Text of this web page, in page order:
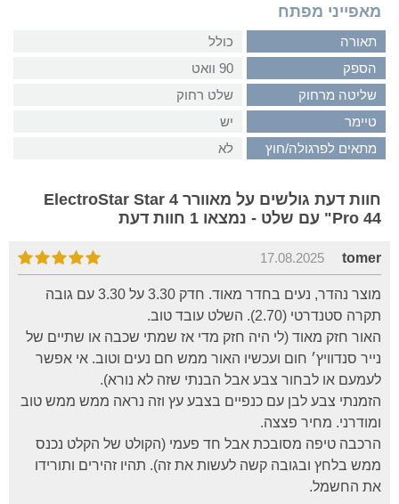
מאפייני מפתח
תאורה
כולל
הספק
90 וואט
שליטה מרחוק
שלט רחוק
טיימר
יש
מתאים לפרגולה/חוץ
לא
חוות דעת גולשים על מאוורר ElectroStar Star 4
Pro 44" עם שלט - נמצאו 1 חוות דעת
tomer
17.08.2025
מוצר נהדר, נעים בחדר מאוד. חדק 3.30 על 3.30 עם גובה
תקרה סטנדרטי (2.70). השלט עובד טוב.
האור חזק מאוד (לי היה חזק מדי אז שמתי שכבה או שתיים של
נייר סנדוויץ׳ חום ועכשיו האור ממש חם נעים וטוב. אי אפשר
לעמעם או לבחור צבע אבל הבנתי שזה לא נורא).
הזמנתי צבע לבן עם כנפיים בצבע עץ וזה נראה ממש ממש טוב
ומודרני. מחיר פצצה.
הרכבה טיפה מסובכת אבל חד פעמי (הקולט של הקלט נכנס
ממש בלחץ ובגובה קשה לעשות את זה). תהיו זהירים ותורידו
את החשמל.